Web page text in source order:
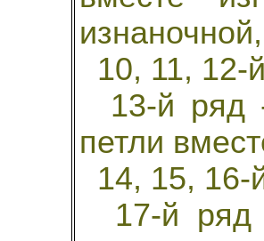
изнаночной,
10, 11, 12-
13-й ряд
петли
14, 15, 16-
17-й ряд